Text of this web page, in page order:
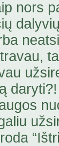
nors
daryti?!